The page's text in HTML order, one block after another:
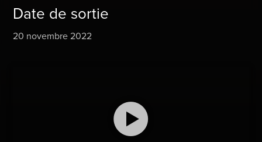
Date de sortie
20 novembre 2022